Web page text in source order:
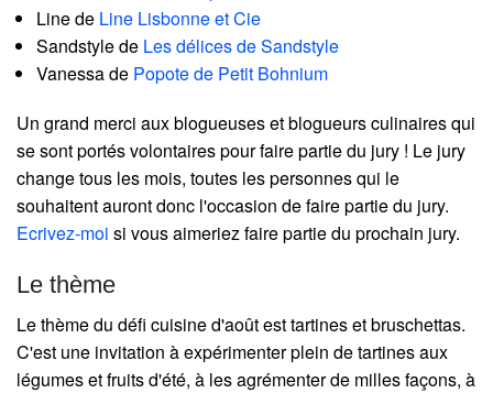
Line de Line Lisbonne et Cie
Sandstyle de Les délices de Sandstyle
Vanessa de Popote de Petit Bohnium
Un grand merci aux blogueuses et blogueurs culinaires qui
se sont portés volontaires pour faire partie du jury ! Le jury
change tous les mois, toutes les personnes qui le
souhaitent auront donc l'occasion de faire partie du jury.
Ecrivez-moi si vous aimeriez faire partie du prochain jury.
Le thème
Le thème du défi cuisine d'août est tartines et bruschettas.
C'est une invitation à expérimenter plein de tartines aux
légumes et fruits d'été, à les agrémenter de milles façons, à